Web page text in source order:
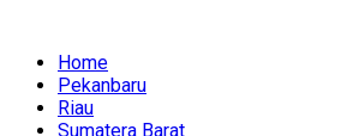
Home
Pekanbaru
Riau
Sumatera Barat